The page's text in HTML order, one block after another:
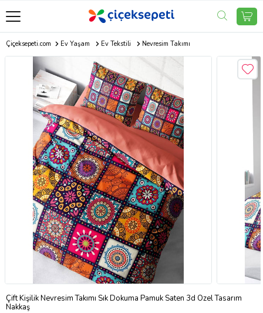
Çiçeksepeti.com Ev Yaşam Ev Tekstili Nevresim Takımı
Çift Kişilik Nevresim Takımı Sık Dokuma Pamuk Saten 3d Özel Tasarım
Nakkaş